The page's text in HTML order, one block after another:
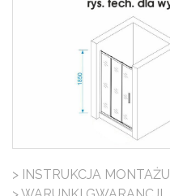
> INSTRUKCJA MONTAŻU